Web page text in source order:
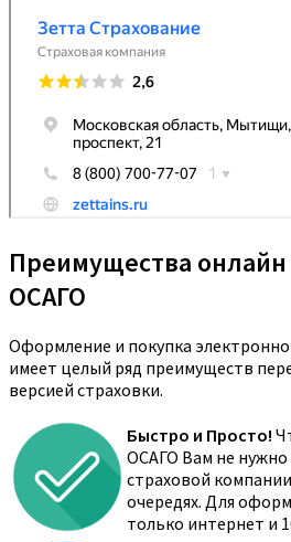
Преимущества онлайн
ОСАГО
Оформление и покупка
имеет целый ряд преимуществ
версией страховки.
Быстро и Просто!
ОСАГО Вам не
страховой
очередях. Для
только интернет и